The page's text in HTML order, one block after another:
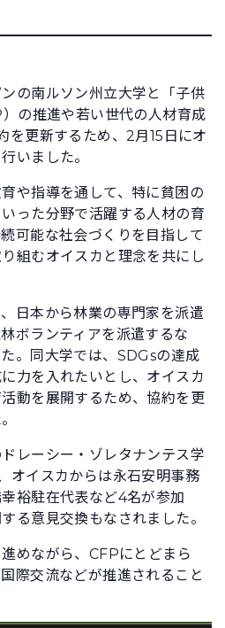
の南ルソン州立大学と「子供
の推進や若い世代の人材育成
を更新するため、2月15日にオ
いました。
や指導を通して、特に貧困の
った分野で活躍する人材の育
可能な社会づくりを目指して
組むオイスカと理念を共にし
日本から林業の専門家を派遣
ボランティアを派遣するな
。同大学では、SDGsの達成
力を入れたいとし、オイスカ
動を展開するため、協約を更
レーシー・ゾレタナンテス学
オイスカからは永石安明事務
裕駐在代表など4名が参加
る意見交換もなされました。
めながら、CFPにとどまら
際交流などが推進されること